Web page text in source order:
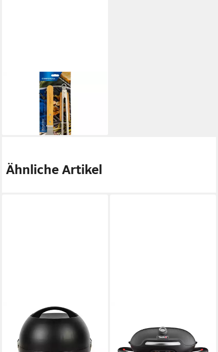
CAMPINGAZ
Gasgrill Grillbesteck Duo
Spatel und Zange
lieferbar - in 2-3 Werktagen bei dir
Ähnliche Artikel